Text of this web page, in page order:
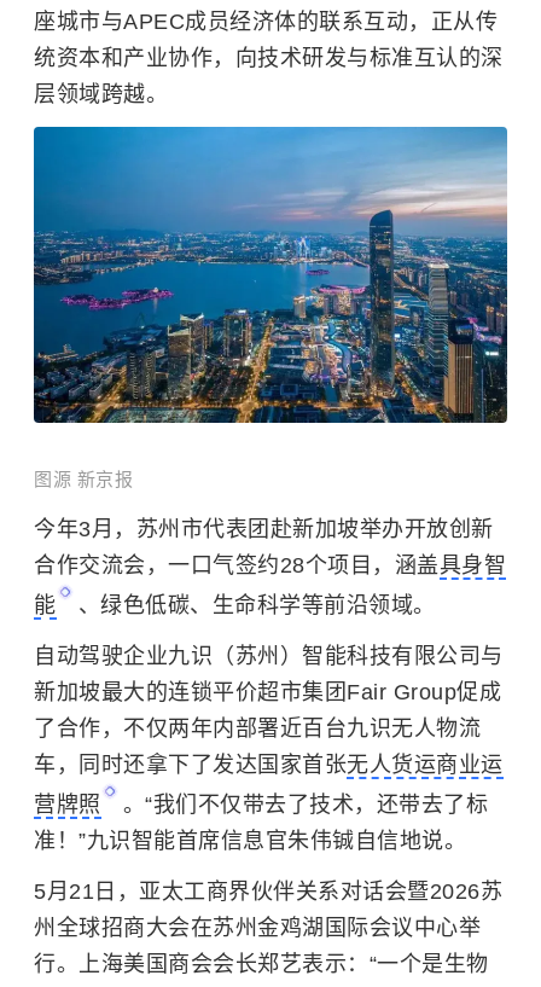
座城市与APEC成员经济体的联系互动，正从传
统资本和产业协作，向技术研发与标准互认的深
层领域跨越。
图源 新京报
今年3月，苏州市代表团赴新加坡举办开放创新
合作交流会，一口气签约28个项目，涵盖具身智
能
、绿色低碳、生命科学等前沿领域。
自动驾驶企业九识（苏州）智能科技有限公司与
新加坡最大的连锁平价超市集团Fair Group促成
了合作，不仅两年内部署近百台九识无人物流
车，同时还拿下了发达国家首张无人货运商业运
营牌照
。“我们不仅带去了技术，还带去了标
准！”九识智能首席信息官朱伟铖自信地说。
5月21日，亚太工商界伙伴关系对话会暨2026苏
州全球招商大会在苏州金鸡湖国际会议中心举
行。上海美国商会会长郑艺表示：“一个是生物